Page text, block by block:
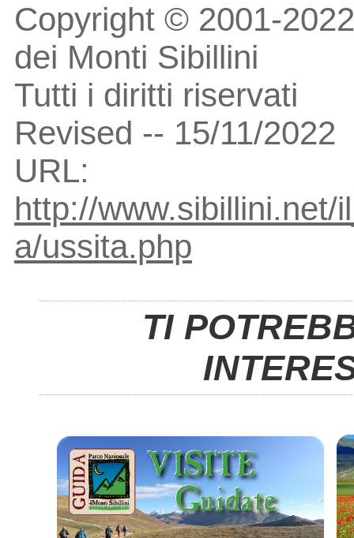
Copyright © 2001-
dei Monti Sibillini
Tutti i diritti riservati
Revised -- 15/11/2022
URL:
http://www.sibillini.net/
a/ussita.php
TI